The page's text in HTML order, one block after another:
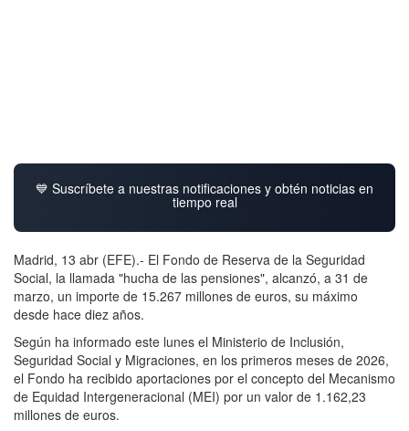
💙 Suscríbete a nuestras notificaciones y obtén noticias en
tiempo real
Madrid, 13 abr (EFE).- El Fondo de Reserva de la Seguridad
Social, la llamada "hucha de las pensiones", alcanzó, a 31 de
marzo, un importe de 15.267 millones de euros, su máximo
desde hace diez años.
Según ha informado este lunes el Ministerio de Inclusión,
Seguridad Social y Migraciones, en los primeros meses de 2026,
el Fondo ha recibido aportaciones por el concepto del Mecanismo
de Equidad Intergeneracional (MEI) por un valor de 1.162,23
millones de euros.